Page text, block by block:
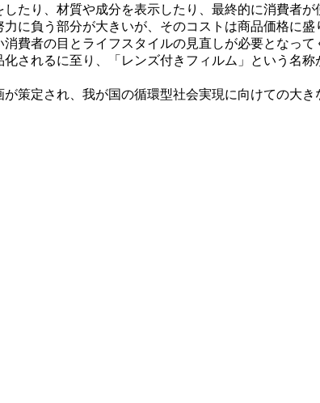
たり、材質や成分を表示したり、最終的に消費者
に負う部分が大きいが、そのコストは商品価格に
費者の目とライフスタイルの見直しが必要となって
れるに至り、「レンズ付きフィルム」という名
定され、我が国の循環型社会実現に向けての大き